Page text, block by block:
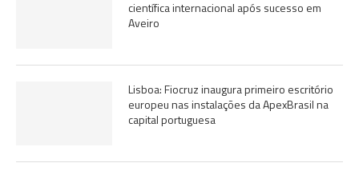
científica internacional após sucesso em
Aveiro
Lisboa: Fiocruz inaugura primeiro escritório
europeu nas instalações da ApexBrasil na
capital portuguesa